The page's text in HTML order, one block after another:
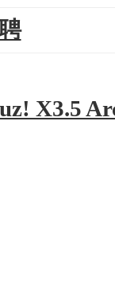
X3.5